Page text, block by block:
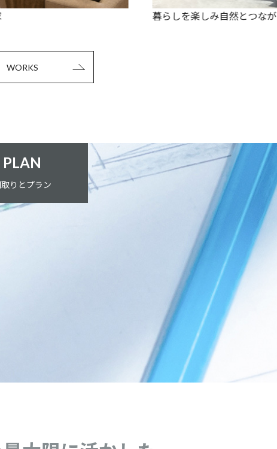
つながる家 黒が美しいワンランク上の家
WORKS
PLAN
りとプラン